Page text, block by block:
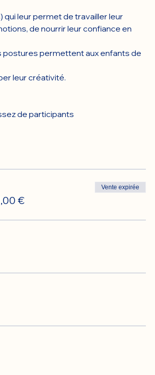
qui leur permet de travailler leur
de nourrir leur confiance en
postures permettent aux enfants de
leur créativité.
de participants
€
Vente expirée